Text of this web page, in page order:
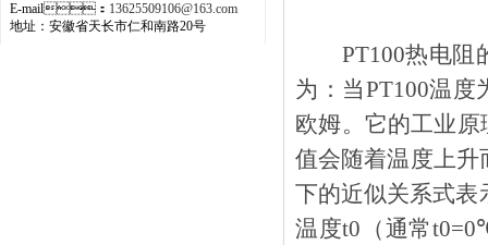
E-mail： 13625509106@163.com
地址：安徽省天长市仁和南路20号
PT100热电阻
为：当PT100
欧姆。它的工业原
值会随着温度上升
下的近似关系式表示
温度t0（通常t0=0℃